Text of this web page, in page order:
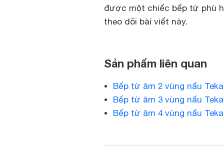
được một chiếc bếp từ phù
theo dõi bài viết này.
Sản phẩm liên quan
Bếp từ âm 2 vùng nấu Teka
Bếp từ âm 3 vùng nấu Teka
Bếp từ âm 4 vùng nấu